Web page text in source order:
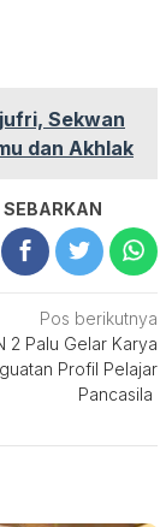
Sekwan
dan Akhlak
SEBARKAN
Pos berikutnya
2 Palu Gelar Karya
Profil Pelajar
Pancasila